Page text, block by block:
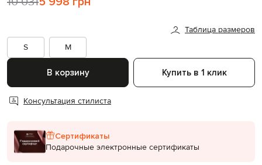
Таблица размеров
S
M
В корзину Купить в 1 клик
Консультация стилиста
Сертификаты
Подарочные электронные сертификаты